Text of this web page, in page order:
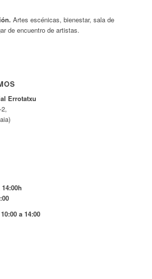
ón. Artes escénicas, bienestar, sala de
de encuentro de artistas.
Errotatxu
14:00h
10:00 a 14:00